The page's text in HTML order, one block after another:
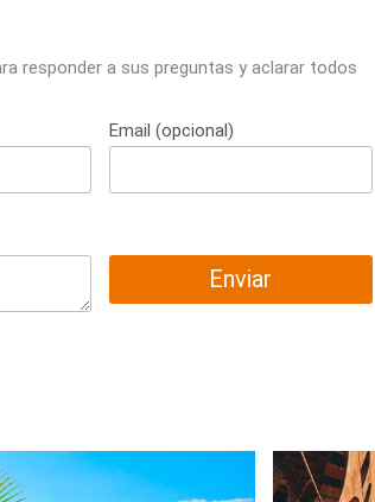
responder a sus preguntas y aclarar todos
Email (opcional)
Enviar